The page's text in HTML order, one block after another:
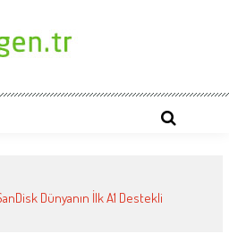
Dünyanın İlk A1 Destekli